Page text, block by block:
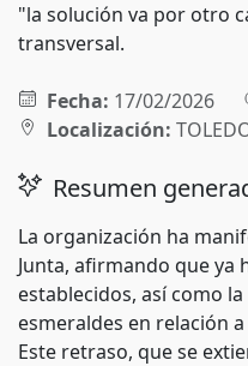
"la solución va por otro
transversal.
Fecha: 17/02/2026
Localización:
Resumen
La organización ha
Junta, afirmando que ya
establecidos, así como
esmeraldes en relación
Este retraso, que se